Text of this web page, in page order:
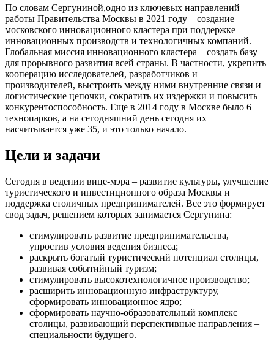
По словам Сергуниной,одно из ключевых направлений
работы Правительства Москвы в 2021 году – создание
московского инновационного кластера при поддержке
инновационных производств и технологичных компаний.
Глобальная миссия инновационного кластера – создать базу
для прорывного развития всей страны. В частности, укрепить
кооперацию исследователей, разработчиков и
производителей, выстроить между ними внутренние связи и
логистические цепочки, сократить их издержки и повысить
конкурентоспособность. Еще в 2014 году в Москве было 6
технопарков, а на сегодняшний день сегодня их
насчитывается уже 35, и это только начало.
Цели и задачи
Сегодня в ведении вице-мэра ‒ развитие культуры, улучшение
туристического и инвестиционного образа Москвы и
поддержка столичных предпринимателей. Все это формирует
свод задач, решением которых занимается Сергунина:
стимулировать развитие предпринимательства,
упростив условия ведения бизнеса;
раскрыть богатый туристический потенциал столицы,
развивая событийный туризм;
стимулировать высокотехнологичное производство;
расширить инновационную инфраструктуру,
сформировать инновационное ядро;
сформировать научно-образовательный комплекс
столицы, развивающий перспективные направления ‒
специальности будущего.